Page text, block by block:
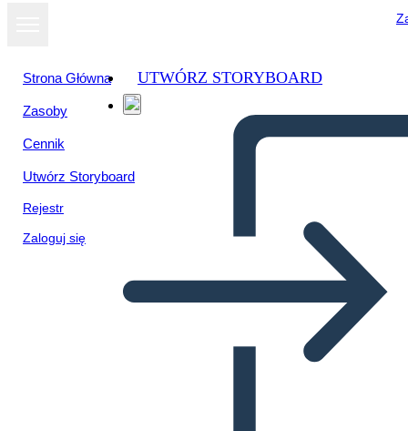
Strona Główna
Zasoby
Cennik
Utwórz Storyboard
Rejestr
Zaloguj się
UTWÓRZ STORYBOARD
Wyświetl jako
pokaz slajdów